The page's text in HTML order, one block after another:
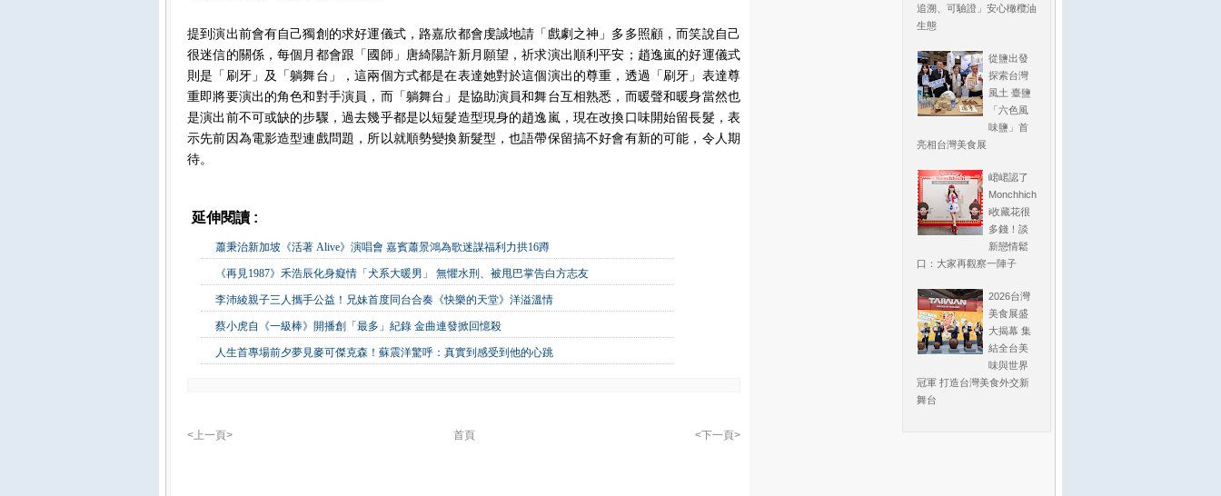
提到演出前會有自己獨創的求好運儀式，路嘉欣都會虔誠地請「戲劇之神」多多照顧，而笑說自己
很迷信的關係，每個月都會跟「國師」唐綺陽許新月願望，祈求演出順利平安；趙逸嵐的好運儀式
則是「刷牙」及「躺舞台」，這兩個方式都是在表達她對於這個演出的尊重，透過「刷牙」表達尊
重即將要演出的角色和對手演員，而「躺舞台」是協助演員和舞台互相熟悉，而暖聲和暖身當然也
是演出前不可或缺的步驟，過去幾乎都是以短髮造型現身的趙逸嵐，現在改換口味開始留長髮，表
示先前因為電影造型連戲問題，所以就順勢變換新髮型，也語帶保留搞不好會有新的可能，令人期
待。
延伸閱讀 :
蕭秉治新加坡《活著 Alive》演唱會 嘉賓蕭景鴻為歌迷謀福利力拱16蹲
《再見1987》禾浩辰化身癡情「犬系大暖男」 無懼水刑、被甩巴掌告白方志友
李沛綾親子三人攜手公益！兄妹首度同台合奏《快樂的天堂》洋溢溫情
蔡小虎自《一級棒》開播創「最多」紀錄 金曲連發掀回憶殺
人生首專場前夕夢見麥可傑克森！蘇震洋驚呼：真實到感受到他的心跳
<上一頁> <下一頁>
首頁
追溯、可驗證」安心橄欖油
生態
從鹽出發
探索台灣
風土 臺鹽
「六色風
味鹽」首
亮相台灣美食展
峮峮認了
Monchhich
i收藏花很
多錢！談
新戀情鬆
口：大家再觀察一陣子
2026台灣
美食展盛
大揭幕 集
結全台美
味與世界
冠軍 打造台灣美食外交新
舞台